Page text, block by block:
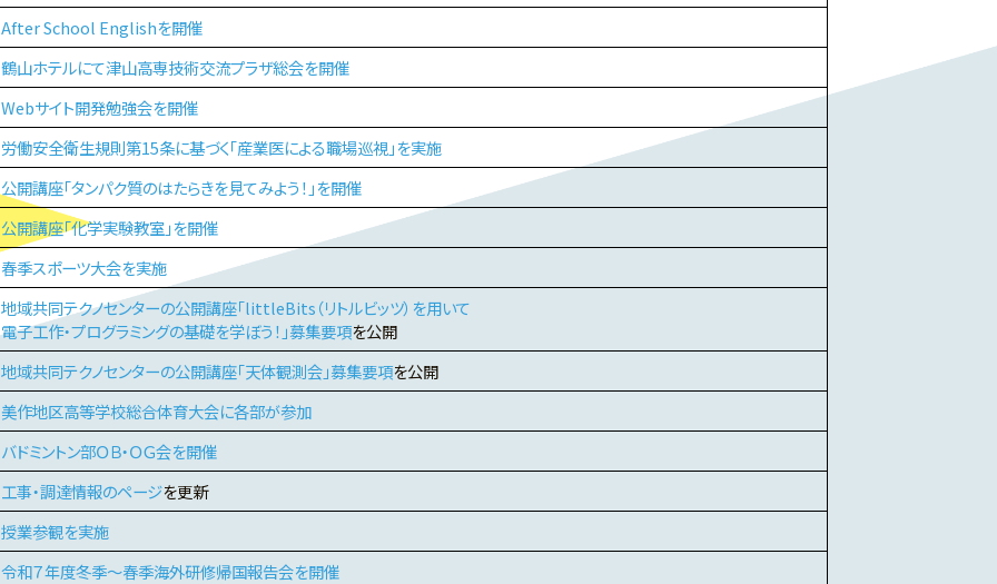
After School Englishを開催
鶴山ホテルにて津山高専技術交流プラザ総会を開催
Webサイト開発勉強会を開催
労働安全衛生規則第15条に基づく「産業医による職場巡視」を実施
公開講座「タンパク質のはたらきを見てみよう！」を開催
公開講座「化学実験教室」を開催
春季スポーツ大会を実施
地域共同テクノセンターの公開講座「littleBits（リトルビッツ）を用いて
電子工作・プログラミングの基礎を学ぼう！」募集要項を公開
地域共同テクノセンターの公開講座「天体観測会」募集要項を公開
美作地区高等学校総合体育大会に各部が参加
バドミントン部ＯＢ・ＯＧ会を開催
工事・調達情報のページを更新
授業参観を実施
令和７年度冬季～春季海外研修帰国報告会を開催